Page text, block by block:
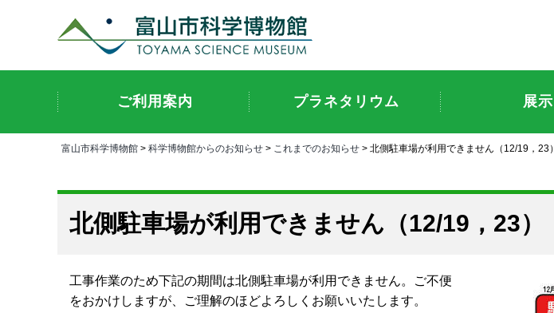
ご利用案内 プラネタリウム 展示
富山市科学博物館 > 科学博物館からのお知らせ > これまでのお知らせ > 北側駐車場が利用できません（12/19，23）
北側駐車場が利用できません（12/19，23）
工事作業のため下記の期間は北側駐車場が利用できません。ご不便
をおかけしますが、ご理解のほどよろしくお願いいたします。